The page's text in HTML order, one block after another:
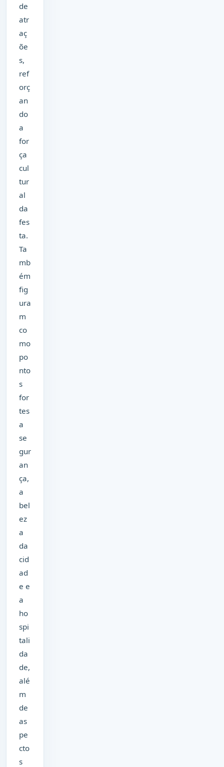
de
atr
aç
õe
s,
ref
orç
an
do
a
for
ça
cul
tur
al
da
fes
ta.
Ta
mb
ém
fig
ura
m
co
mo
po
nto
s
for
tes
a
se
gur
an
ça,
a
bel
ez
a
da
cid
ad
e e
a
ho
spi
tali
da
de,
alé
m
de
as
pe
cto
s